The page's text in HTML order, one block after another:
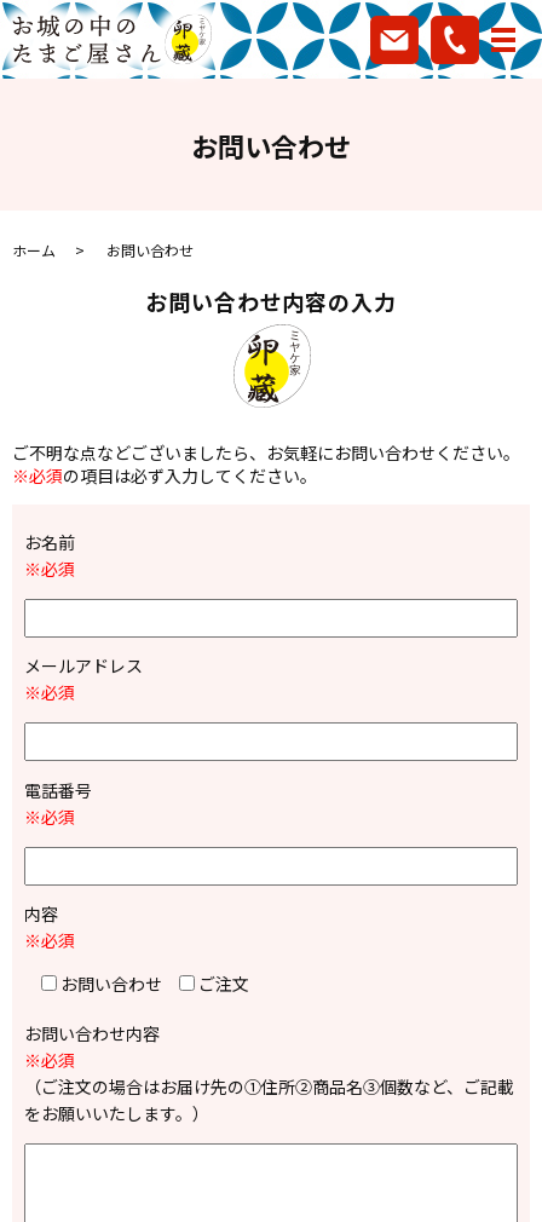
お問い合わせ
ホーム お問い合わせ
お問い合わせ内容の入力
ご不明な点などございましたら、お気軽にお問い合わせください。
※必須の項目は必ず入力してください。
お名前
※必須
メールアドレス
※必須
電話番号
※必須
内容
※必須
お問い合わせ
ご注文
お問い合わせ内容
※必須
（ご注文の場合はお届け先の①住所②商品名③個数など、ご記載
をお願いいたします。）